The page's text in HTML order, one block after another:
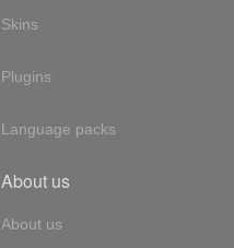
Skins
Plugins
Language packs
About us
About us